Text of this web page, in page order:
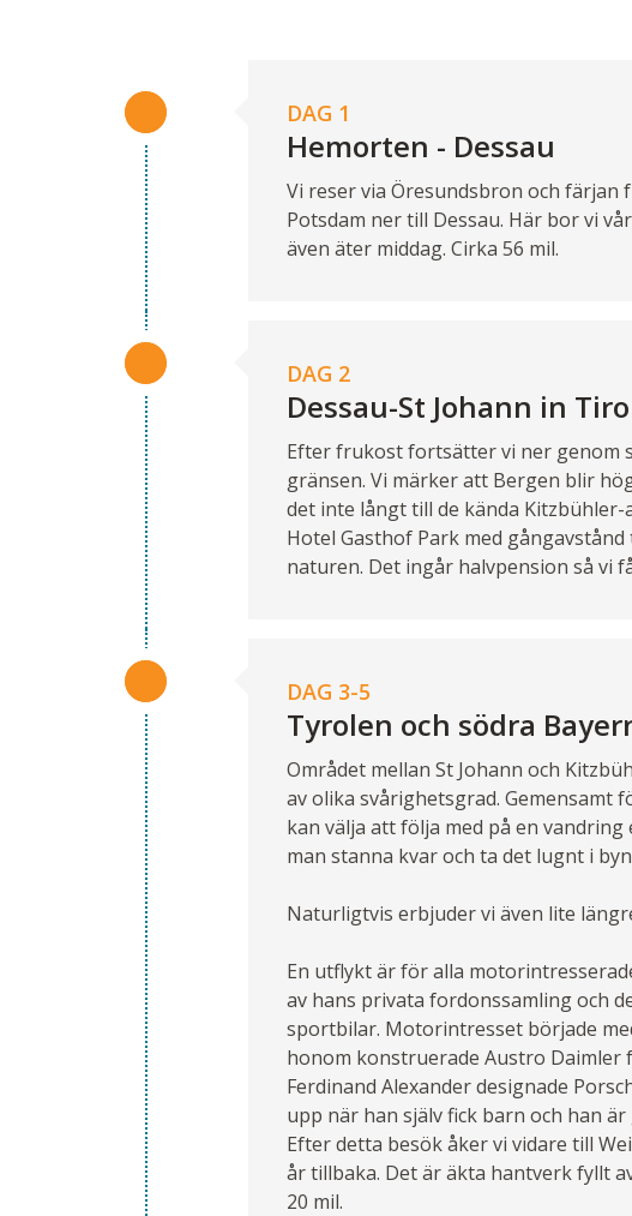
DAG 1
Hemorten - Dessau
Vi reser via Öresundsbron och färjan
Potsdam ner till Dessau. Här bor vi
även äter middag. Cirka 56 mil.
DAG 2
Dessau-St Johann in
Efter frukost fortsätter vi ner genom
gränsen. Vi märker att Bergen blir
det inte långt till de kända Kitzbühler-
Hotel Gasthof Park med
naturen. Det ingår halvpension så vi
DAG 3-5
Tyrolen och södra
Området mellan St Johann och
av olika svårighetsgrad. Gemensamt
kan välja att följa med på en
man stanna kvar och ta det lugnt i
Naturligtvis erbjuder vi även lite
En utflykt är för alla
av hans privata fordonssamling och
sportbilar. Motorintresset började
honom konstruerade Austro Daimler
Ferdinand Alexander designade
upp när han själv fick barn och han
Efter detta besök åker vi vidare till
år tillbaka. Det är äkta hantverk fyllt
20 mil.